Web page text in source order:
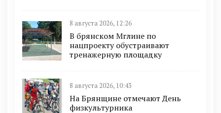
8 августа 2026, 12:26
В брянском Мглине по
нацпроекту обустраивают
тренажерную площадку
8 августа 2026, 10:43
На Брянщине отмечают День
физкультурника